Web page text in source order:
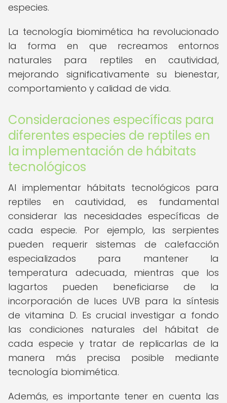
especies.
La tecnología biomimética ha revolucionado
la forma en que recreamos entornos
naturales para reptiles en cautividad,
mejorando significativamente su bienestar,
comportamiento y calidad de vida.
Consideraciones específicas para
diferentes especies de reptiles en
la implementación de hábitats
tecnológicos
Al implementar hábitats tecnológicos para
reptiles en cautividad, es fundamental
considerar las necesidades específicas de
cada especie. Por ejemplo, las serpientes
pueden requerir sistemas de calefacción
especializados para mantener la
temperatura adecuada, mientras que los
lagartos pueden beneficiarse de la
incorporación de luces UVB para la síntesis
de vitamina D. Es crucial investigar a fondo
las condiciones naturales del hábitat de
cada especie y tratar de replicarlas de la
manera más precisa posible mediante
tecnología biomimética.
Además, es importante tener en cuenta las